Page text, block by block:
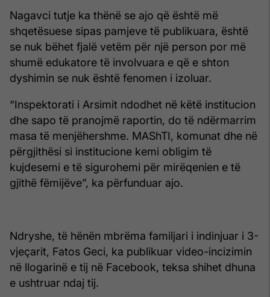
Nagavci tutje ka thënë se ajo që është më
shqetësuese sipas pamjeve të publikuara, është
se nuk bëhet fjalë vetëm për një person por më
shumë edukatore të involvuara e që e shton
dyshimin se nuk është fenomen i izoluar.
“Inspektorati i Arsimit ndodhet në këtë institucion
dhe sapo të pranojmë raportin, do të ndërmarrim
masa të menjëhershme. MAShTI, komunat dhe në
përgjithësi si institucione kemi obligim të
kujdesemi e të sigurohemi për mirëqenien e të
gjithë fëmijëve”, ka përfunduar ajo.
Ndryshe, të hënën mbrëma familjari i indinjuar i 3-
vjeçarit, Fatos Geci, ka publikuar video-incizimin
në llogarinë e tij në Facebook, teksa shihet dhuna
e ushtruar ndaj tij.